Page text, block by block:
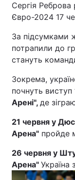
Сергія Реброва
Євро-2024 17
За підсумками
потрапили до
стануть
Зокрема,
почнуть виступ
Арені", де
21 червня у
Арена" пройде
26 червня у
Арена" Україна